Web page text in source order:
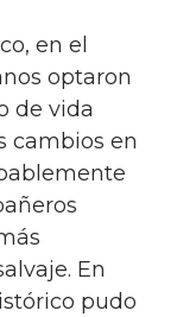
en el
optaron
de vida
cambios en
En
pudo